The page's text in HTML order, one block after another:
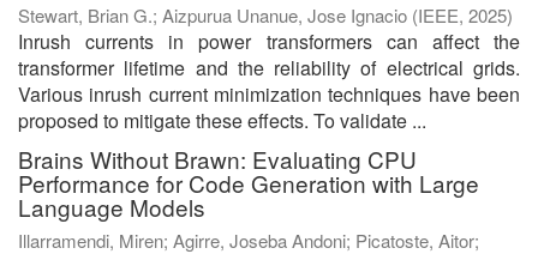
Stewart, Brian G.; Aizpurua Unanue, Jose Ignacio (IEEE, 2025)
Inrush currents in power transformers can affect the
transformer lifetime and the reliability of electrical grids.
Various inrush current minimization techniques have been
proposed to mitigate these effects. To validate ...
Brains Without Brawn: Evaluating CPU
Performance for Code Generation with Large
Language Models
Illarramendi, Miren; Agirre, Joseba Andoni; Picatoste, Aitor;